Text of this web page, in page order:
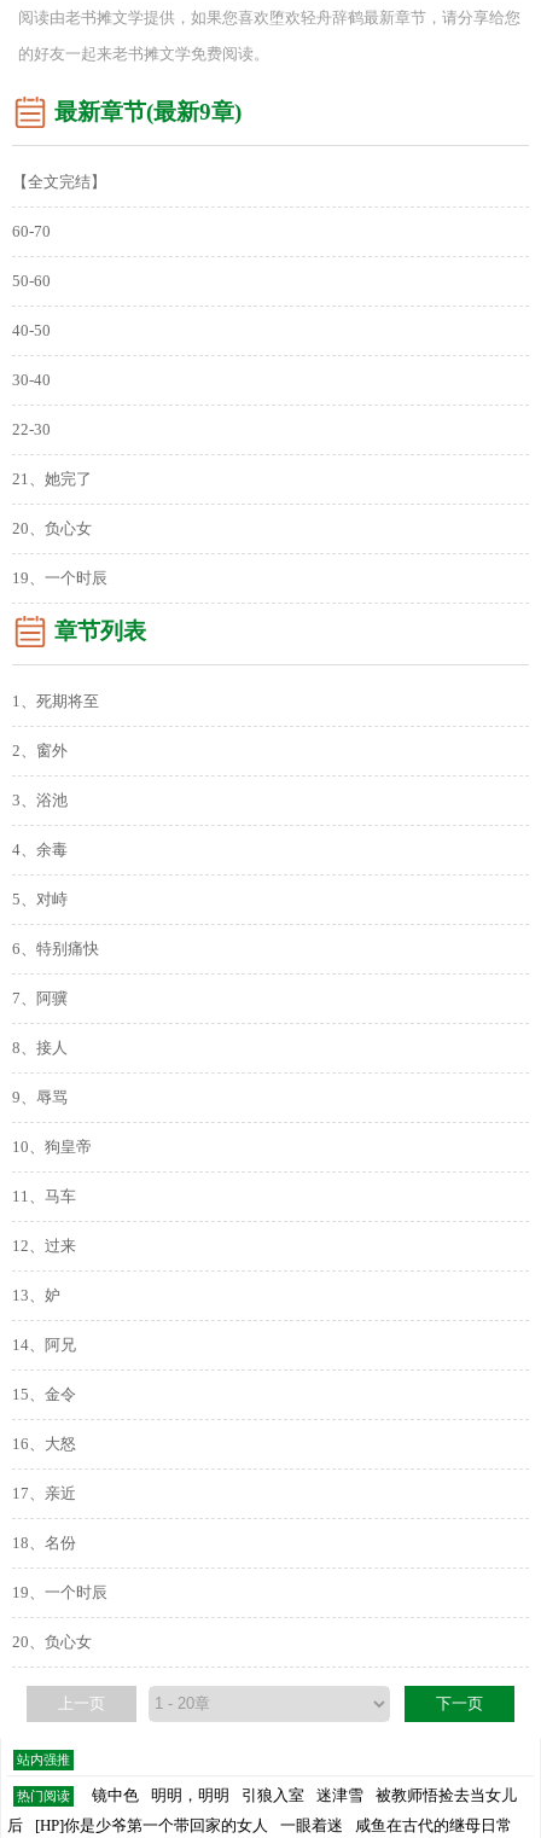
阅读由老书摊文学提供，如果您喜欢堕欢轻舟辞鹤最新章节，请分享给您
的好友一起来老书摊文学免费阅读。
最新章节(最新9章)
【全文完结】
60-70
50-60
40-50
30-40
22-30
21、她完了
20、负心女
19、一个时辰
章节列表
1、死期将至
2、窗外
3、浴池
4、余毒
5、对峙
6、特别痛快
7、阿骥
8、接人
9、辱骂
10、狗皇帝
11、马车
12、过来
13、妒
14、阿兄
15、金令
16、大怒
17、亲近
18、名份
19、一个时辰
20、负心女
上一页 下一页
站内强推
热门阅读 镜中色 明明，明明 引狼入室 迷津雪
被教师悟捡去当女儿
后
[HP]你是少爷第一个带回家的女人 一眼着迷 咸鱼在古代的继母日常